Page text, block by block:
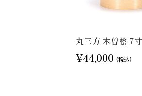
丸三方 木曽桧 7寸
¥44,000 (税込)